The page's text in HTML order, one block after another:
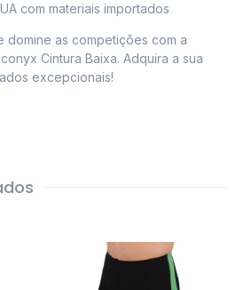
com materiais importados
domine as competições com a
Cintura Baixa. Adquira a sua
excepcionais!